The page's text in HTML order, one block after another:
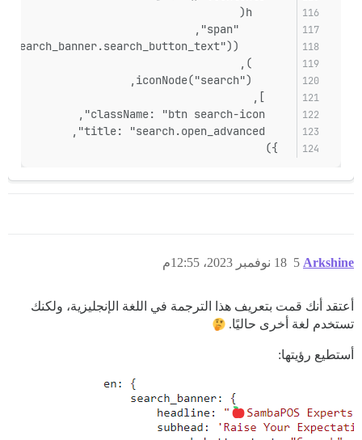
        "span",
      ),
    ],
  })
Arkshine 18 نوفمبر 2023، 12:55م 5
أعتقد أنك قمت بتعريف هذا الترجمة في اللغة الإنجليزية، ولكنك
تستخدم لغة أخرى حاليًا.
أستطيع رؤيتها: